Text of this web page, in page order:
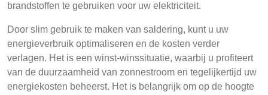
brandstoffen te gebruiken voor uw elektriciteit.
Door slim gebruik te maken van saldering, kunt u uw
energieverbruik optimaliseren en de kosten verder
verlagen. Het is een winst-winssituatie, waarbij u profiteert
van de duurzaamheid van zonnestroom en tegelijkertijd uw
energiekosten beheerst. Het is belangrijk om op de hoogte